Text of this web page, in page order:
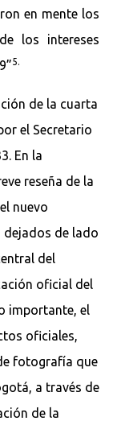
en mente los
los intereses
5.
de la cuarta
el Secretario
En la
reseña de la
nuevo
dejados de lado
del
oficial del
importante, el
oficiales,
fotografía que
a través de
de la